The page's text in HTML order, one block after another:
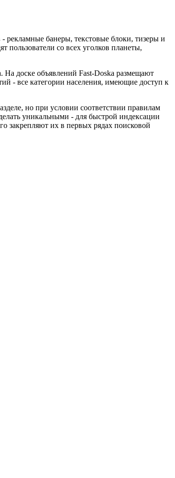
рекламные банеры, текстовые блоки, тизеры и
пользователи со всех уголков планеты,
доске объявлений Fast-Doska размещают
- все категории населения, имеющие доступ к
но при условии соответствии правилам
уникальными - для быстрой индексации
закрепляют их в первых рядах поисковой